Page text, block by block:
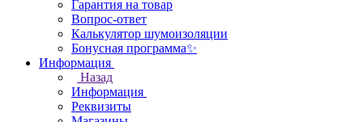
Гарантия на товар
Вопрос-ответ
Калькулятор шумоизоляции
Бонусная программа✨
Информация
Назад
Информация
Реквизиты